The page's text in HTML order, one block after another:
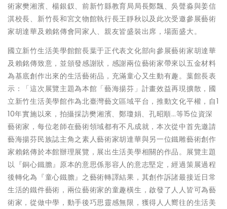
術家樊湘濱、楊銀釵、前新竹縣教育局局長鄭飄、吳聲淼與姜信
淇校長、新竹長和宮文物館執行長王靜秋以及此次受邀參展藝術
家胡達華及賴銘傳會同家人、親友皆盛裝出席，場面盛大。
國立新竹生活美學館館長葉于正代表文化部向參展藝術家胡達華
及賴銘傳致意，並頒發感謝狀，感謝兩位藝術家帶來以五金材料
為基底創作出來的生活藝術品，充滿童心又生動有趣。葉館長表
示：「這次展覽主題為本館「藝海揚芬」計畫效益再現擴散，國
立新竹生活美學館作為北臺灣藝文區域平台，推動文化平權，自1
10年實施以來，拍攝採訪樊湘濱、鄭瓊娟、孔昭順…等15位資深
藝術家，每位老師在藝術領域都有不凡成就，本次從中首先邀請
藝海揚芬民族誌主角之素人藝術家胡達華與另一位鐵雕藝術創作
家賴銘傳於本館辦理展覽，展出生活美學相關的作品。展覽主題
以『銅心鐵膽』原本的意思係形容人的意志堅定，經過策展過程
後轉化為『童心鐵膽』之藝術轉譯結果，其創作訴諸最接近日常
生活的鐵件藝術，兩位藝術家的童趣橫生，啟發了人人皆可為藝
術家，從做中學，動手後巧思靈感無限，獲得人人嚮往的生活美